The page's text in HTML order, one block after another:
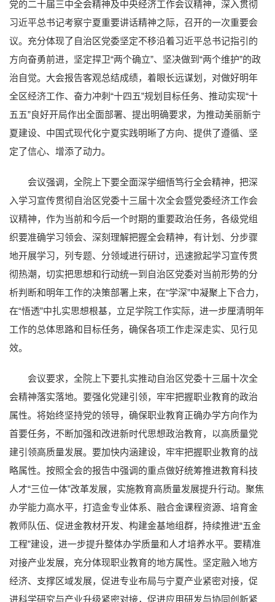
党的二十届三中全会精神及中央经济工作会议精神，深入贯彻
习近平总书记考察宁夏重要讲话精神之际，召开的一次重要会
议。充分体现了自治区党委坚定不移沿着习近平总书记指引的
方向奋勇前进，坚定捍卫“两个确立”、坚决做到“两个维护”的政
治自觉。大会报告客观总结成绩，着眼长远谋划，对做好明年
全区经济工作、奋力冲刺“十四五”规划目标任务、推动实现“十
五五”良好开局作出全面部署、提出明确要求，为推动美丽新宁
夏建设、中国式现代化宁夏实践明晰了方向、提供了遵循、坚
定了信心、增添了动力。
会议强调，全院上下要全面深学细悟笃行全会精神，把深
入学习宣传贯彻自治区党委十三届十次全会暨党委经济工作会
议精神，作为当前和今后一个时期的重要政治任务，各级党组
织要准确学习领会、深刻理解把握全会精神，有计划、分步骤
地开展学习，列专题、分领域进行研讨，迅速掀起学习宣传贯
彻热潮，切实把思想和行动统一到自治区党委对当前形势的分
析判断和明年工作的决策部署上来，在“学深”中凝聚上下合力，
在“悟透”中扎实思想根基，立足学院工作实际，进一步厘清明年
工作的总体思路和目标任务，确保各项工作走深走实、见行见
效。
会议要求，全院上下要扎实推动自治区党委十三届十次全
会精神落实落地。要强化党建引领，牢牢把握职业教育的政治
属性。将始终坚持党的领导，确保职业教育正确办学方向作为
首要任务，不断加强和改进新时代思想政治教育，以高质量党
建引领高质量发展。要加快内涵建设，牢牢把握职业教育的战
略属性。按照全会的报告中强调的重点做好统筹推进教育科技
人才“三位一体”改革发展，实施教育高质量发展提升行动。聚焦
办学能力高水平，打造金专业体系、融合金课程资源、培育金
教师队伍、促进金教材开发、构建金基地组群，持续推进“五金
工程”建设，进一步提升整体办学质量和人才培养水平。要精准
对接产业发展，充分体现职业教育的地方属性。坚定融入地方
经济、支撑区域发展，促进专业布局与宁夏产业紧密对接，促
进科学研究与产业升级紧密对接，促进应用研发与协同创新紧